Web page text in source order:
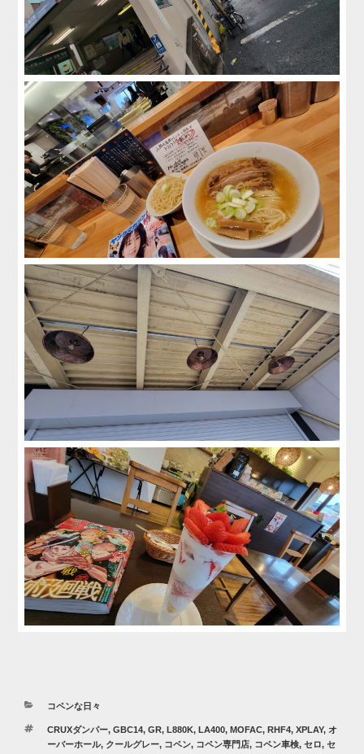
カ
ゴ
コペンな日々
タ
グ
CRUXダンパー, GBC14, GR, L880K, LA400, MOFAC, RHF4, XPLAY, オ
ーバーホール, クールグレー, コペン, コペン専門店, コペン車検, セロ, セ